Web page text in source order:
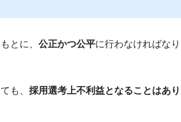
とに、 公正かつ公平に行わなければなり
も、 採用選考上不利益となることはあり